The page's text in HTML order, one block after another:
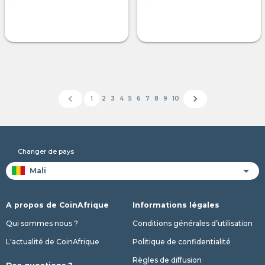
chevron_left 1 2 3 4 5 6 7 8 9 10 chevron_right
Changer de pays
A propos de CoinAfrique
Qui sommes nous ?
L'actualité de CoinAfrique
Informations légales
Conditions générales d’utilisation
Politique de confidentialité
Règles de diffusion